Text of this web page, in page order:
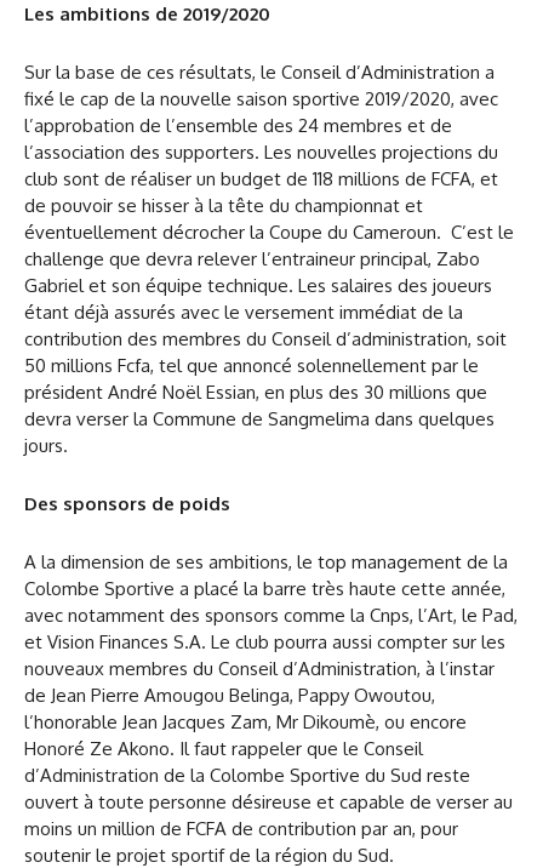
Les ambitions de 2019/2020
Sur la base de ces résultats, le Conseil d’Administration a
fixé le cap de la nouvelle saison sportive 2019/2020, avec
l’approbation de l’ensemble des 24 membres et de
l’association des supporters. Les nouvelles projections du
club sont de réaliser un budget de 118 millions de FCFA, et
de pouvoir se hisser à la tête du championnat et
éventuellement décrocher la Coupe du Cameroun. C’est le
challenge que devra relever l’entraineur principal, Zabo
Gabriel et son équipe technique. Les salaires des joueurs
étant déjà assurés avec le versement immédiat de la
contribution des membres du Conseil d’administration, soit
50 millions Fcfa, tel que annoncé solennellement par le
président André Noël Essian, en plus des 30 millions que
devra verser la Commune de Sangmelima dans quelques
jours.
Des sponsors de poids
A la dimension de ses ambitions, le top management de la
Colombe Sportive a placé la barre très haute cette année,
avec notamment des sponsors comme la Cnps, l’Art, le Pad,
et Vision Finances S.A. Le club pourra aussi compter sur les
nouveaux membres du Conseil d’Administration, à l’instar
de Jean Pierre Amougou Belinga, Pappy Owoutou,
l’honorable Jean Jacques Zam, Mr Dikoumè, ou encore
Honoré Ze Akono. Il faut rappeler que le Conseil
d’Administration de la Colombe Sportive du Sud reste
ouvert à toute personne désireuse et capable de verser au
moins un million de FCFA de contribution par an, pour
soutenir le projet sportif de la région du Sud.